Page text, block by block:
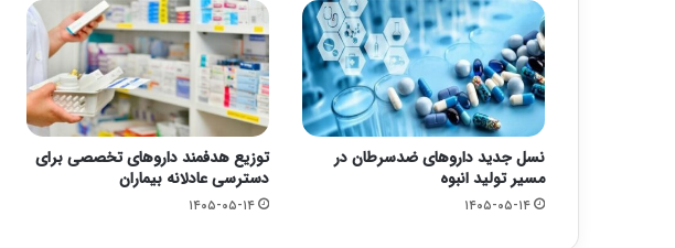
نسل جدید داروهای ضدسرطان در
مسیر تولید انبوه
۱۴۰۵-۰۵-۱۴
توزیع هدفمند داروهای تخصصی برای
دسترسی عادلانه بیماران
۱۴۰۵-۰۵-۱۴